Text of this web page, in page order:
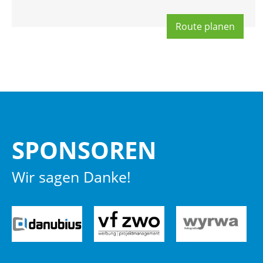
Route pla­nen
SPON­SO­REN
Wir sagen Danke!